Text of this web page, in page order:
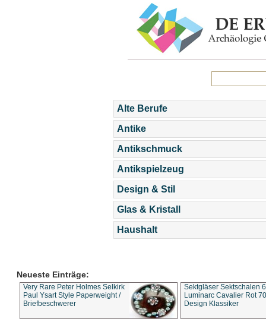
Alte Berufe
Antike
Antikschmuck
Antikspielzeug
Design & Stil
Glas & Kristall
Haushalt
Neueste Einträge:
Very Rare Peter Holmes Selkirk
Paul Ysart Style Paperweight /
Briefbeschwerer
Sektgläser Sektschalen
Luminarc Cavalier Rot
Design Klassiker